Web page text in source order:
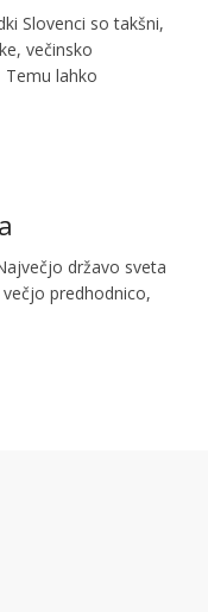
Slovenci so takšni,
večinsko
lahko
državo sveta
predhodnico,